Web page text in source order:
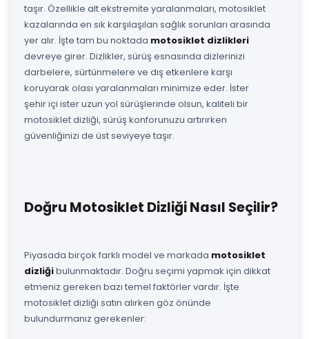
taşır. Özellikle alt ekstremite yaralanmaları, motosiklet
kazalarında en sık karşılaşılan sağlık sorunları arasında
yer alır. İşte tam bu noktada motosiklet dizlikleri
devreye girer. Dizlikler, sürüş esnasında dizlerinizi
darbelere, sürtünmelere ve dış etkenlere karşı
koruyarak olası yaralanmaları minimize eder. İster
şehir içi ister uzun yol sürüşlerinde olsun, kaliteli bir
motosiklet dizliği, sürüş konforunuzu artırırken
güvenliğinizi de üst seviyeye taşır.
Doğru Motosiklet Dizliği Nasıl Seçilir?
Piyasada birçok farklı model ve markada motosiklet
dizliğibulunmaktadır. Doğru seçimi yapmak için dikkat
etmeniz gereken bazı temel faktörler vardır. İşte
motosiklet dizliği satın alırken göz önünde
bulundurmanız gerekenler: